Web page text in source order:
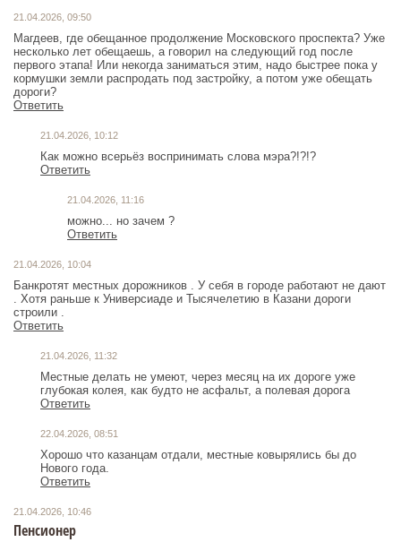
21.04.2026, 09:50
Магдеев, где обещанное продолжение Московского проспекта? Уже
несколько лет обещаешь, а говорил на следующий год после
первого этапа! Или некогда заниматься этим, надо быстрее пока у
кормушки земли распродать под застройку, а потом уже обещать
дороги?
Ответить
21.04.2026, 10:12
Как можно всерьёз воспринимать слова мэра?!?!?
Ответить
21.04.2026, 11:16
Ответить
21.04.2026, 10:04
Банкротят местных дорожников . У себя в городе работают не дают
. Хотя раньше к Универсиаде и Тысячелетию в Казани дороги
строили .
Ответить
21.04.2026, 11:32
Местные делать не умеют, через месяц на их дороге уже
глубокая колея, как будто не асфальт, а полевая дорога
Ответить
22.04.2026, 08:51
Хорошо что казанцам отдали, местные ковырялись бы до
Нового года.
Ответить
21.04.2026, 10:46
Пенсионер